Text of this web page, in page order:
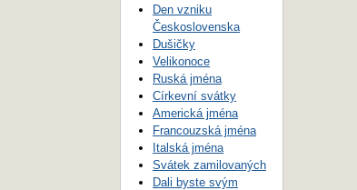
Den vzniku
Československa
Dušičky
Velikonoce
Ruská jména
Církevní svátky
Americká jména
Francouzská jména
Italská jména
Svátek zamilovaných
Dali byste svým